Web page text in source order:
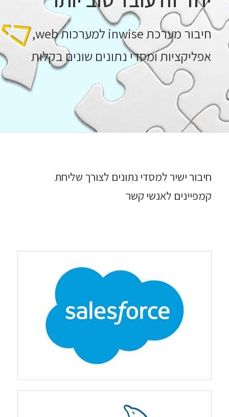
חיבור מערכת inwise למערכות web,
אפליקציות ומסדי נתונים שונים בקלות
חיבור ישיר למסדי נתונים לצורך שליחת
קמפיינים לאנשי קשר